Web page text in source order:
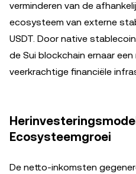
verminderen van de
ecosysteem van externe
USDT. Door native
de Sui blockchain ernaar
veerkrachtige financiële
Ecosysteemgroei
De netto-inkomsten